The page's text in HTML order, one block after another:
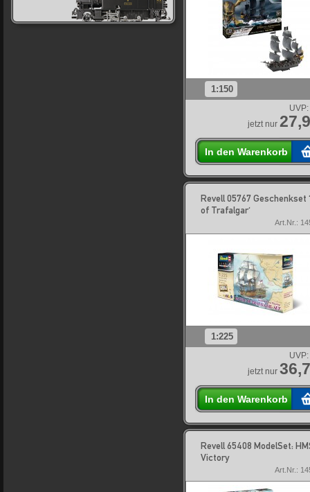
1:150
UVP:
jetzt nur
In den Warenkorb
Revell 05767 Geschenkset
of Trafalgar'
Art.Nr.:
1:225
UVP:
jetzt nur
In den Warenkorb
Revell 65408 ModelSet:
Victory
Art.Nr.: